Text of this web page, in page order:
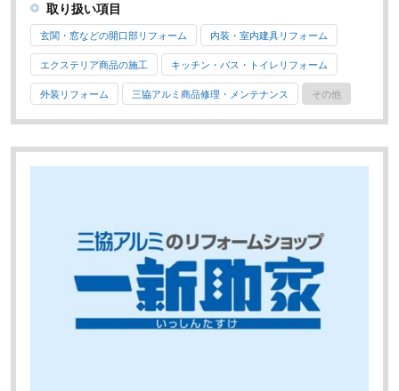
取り扱い項目
玄関・窓などの開口部リフォーム 内装・室内建具リフォーム
エクステリア商品の施工 キッチン・バス・トイレリフォーム
外装リフォーム 三協アルミ商品修理・メンテナンス その他